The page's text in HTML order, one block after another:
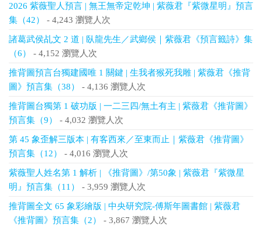
2026 紫薇聖人預言 | 無王無帝定乾坤 | 紫薇君『紫微星明』預言
集（42）
- 4,243 瀏覽人次
諸葛武侯乩文 2 道 | 臥龍先生／武鄉侯｜紫薇君《預言籤詩》集
（6）
- 4,152 瀏覽人次
推背圖預言台獨建國唯 1 關鍵 | 生我者猴死我雕 | 紫薇君《推背
圖》預言集（38）
- 4,136 瀏覽人次
推背圖台獨第 1 破功版 | 一二三四/無土有主 | 紫薇君《推背圖》
預言集（9）
- 4,032 瀏覽人次
第 45 象歪解三版本 | 有客西來／至東而止｜紫薇君《推背圖》
預言集（12）
- 4,016 瀏覽人次
紫薇聖人姓名第 1 解析 | 《推背圖》/第50象 | 紫薇君『紫微星
明』預言集（11）
- 3,959 瀏覽人次
推背圖全文 65 象彩繪版 | 中央研究院-傅斯年圖書館 | 紫薇君
《推背圖》預言集（2）
- 3,867 瀏覽人次